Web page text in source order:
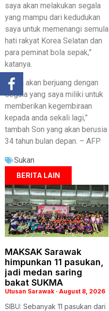
saya akan melakukan segala
yang mampu dari kedudukan
saya untuk memenangi semula
hati rakyat Korea Selatan dan
para peminat bola sepak,”
katanya.
“Saya akan berjuang dengan
segala yang saya miliki untuk
memberikan kegembiraan
kepada anda sekali lagi,”
tambah Son yang akan berusia
34 tahun bulan depan. – AFP
Sukan
BERITA LAIN
MAKSAK Sarawak
himpunkan 11 pasukan,
jadi medan saring
bakat SUKMA
Utusan Sarawak August 8, 2026
SIBU: Sebanyak 11 pasukan dari